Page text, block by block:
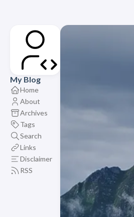
My Blog
Home
About
Archives
Tags
Search
Links
Disclaimer
RSS